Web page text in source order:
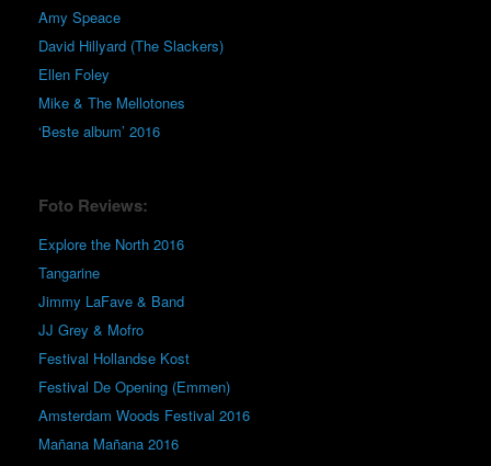
Amy Speace
David Hillyard (The Slackers)
Ellen Foley
Mike & The Mellotones
‘Beste album’ 2016
Foto Reviews:
Explore the North 2016
Tangarine
Jimmy LaFave & Band
JJ Grey & Mofro
Festival Hollandse Kost
Festival De Opening (Emmen)
Amsterdam Woods Festival 2016
Mañana Mañana 2016